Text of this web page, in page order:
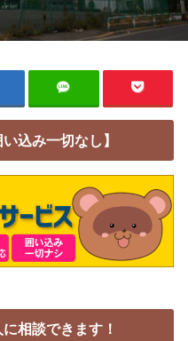
込み一切なし】
相談できます！